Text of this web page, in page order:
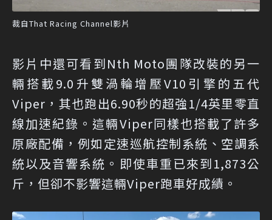
裁自That Racing Channel影片
影片中還可看到Nth Moto團隊改裝的另一
輛搭載9.0升雙渦輪增壓V10引擎的五代
Viper，其也跑出6.90秒的超強1/4英里零直
線加速紀錄。這輛Viper同樣也搭載了許多
原廠配備，例如定速巡航控制系統、空調系
統以及音響系統。即使車重已來到1,873公
斤，但卻不影響這輛Viper跑車好成績。